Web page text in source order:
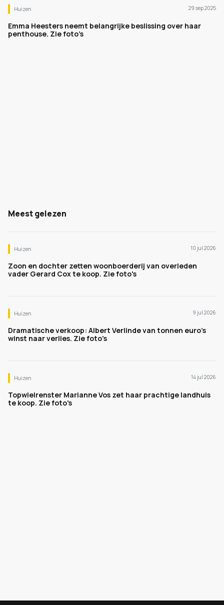
Huizen 29 sep 2025
Emma Heesters neemt belangrijke beslissing over haar
penthouse. Zie foto’s
Meest gelezen
Huizen 10 jul 2026
Zoon en dochter zetten woonboerderij van overleden
vader Gerard Cox te koop. Zie foto's
Huizen 9 jul 2026
Dramatische verkoop: Albert Verlinde van tonnen euro's
winst naar verlies. Zie foto's
Huizen 14 jul 2026
Topwielrenster Marianne Vos zet haar prachtige landhuis
te koop. Zie foto's